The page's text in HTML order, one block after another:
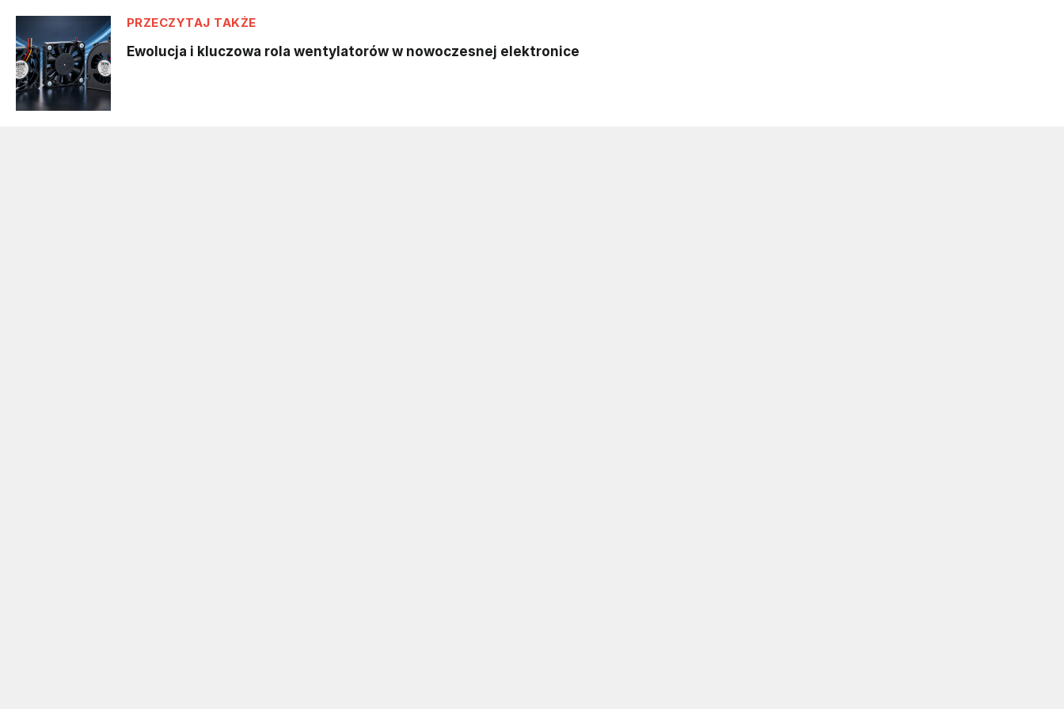
PRZECZYTAJ TAKŻE
Ewolucja i kluczowa rola wentylatorów w nowoczesnej elektronice